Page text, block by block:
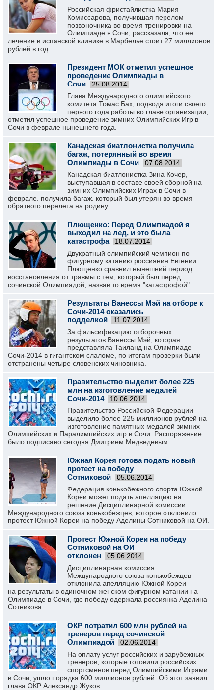
Российская фристайлистка Мария
Комиссарова, получившая перелом
позвоночника во время тренировки на
Олимпиаде в Сочи, рассказала, что ее
лечение в испанской клинике в Марбелье стоит 27 миллионов
рублей в год.
Президент МОК отметил успешное
проведение Олимпиады в
Сочи
25.08.2014
Глава Международного олимпийского
комитета Томас Бах, подводя итоги своего
первого года работы во главе организации,
отметил успешное проведение зимних Олимпийских Игр в
Сочи в феврале нынешнего года.
Канадская биатлонистка получила
багаж, потерянный во время
Олимпиады в Сочи
07.08.2014
Канадская биатлонистка Зина Кочер,
выступавшая в составе своей сборной на
зимних Олимпийских Играх в Сочи в
феврале, получила багаж, который был утерян во время
обратного перелета на родину.
Плющенко: Перед Олимпиадой я
выходил на лед, и это была
катастрофа
18.07.2014
Двукратный олимпийский чемпион по
фигурному катанию россиянин Евгений
Плющенко сравнил нынешний период
восстановления от травмы с тем, который был перед
сочинской Олимпиадой, назвав то время "катастрофой".
Результаты Ванессы Мэй на отборе к
Сочи-2014 оказались
подделкой
11.07.2014
За фальсификацию отборочных
результатов Ванессы Мэй, которая
представляла Таиланд на Олимпиаде
Сочи-2014 в гигантском слаломе, по итогам проверки были
отстранены четыре словенских чиновника.
Правительство выделит более 225
млн на изготовление медалей
Сочи-2014
10.06.2014
Правительство Российской Федерации
выделило более 225 миллионов рублей на
изготовление памятных медалей зимних
Олимпийских и Паралимпийских игр в Сочи. Распоряжение
было подписано сегодня Дмитрием Медведевым.
Южная Корея готова подать новый
протест на победу
Сотниковой
05.06.2014
Федерация конькобежного спорта Южной
Кореи может подать апелляцию на
решение Дисциплинарной комиссии
Международного союза конькобежцев, которое отклонило
протест Южной Кореи на победу Аделины Сотниковой на ОИ.
Протест Южной Кореи на победу
Сотниковой на ОИ
отклонен
05.06.2014
Дисциплинарная комиссия
Международного союза конькобежцев
отклонила апелляцию Южной Кореи
на результаты в одиночном женском фигурном катании на
Олимпиаде в Сочи, где победу одержала россиянка Аделина
Сотникова.
ОКР потратил 600 млн рублей на
тренеров перед сочинской
Олимпиадой
02.06.2014
На оплату услуг российских и зарубежных
тренеров, которые готовили российских
спортсменов перед Олимпийскими Играми
в Сочи, ушло порядка 600 миллионов рублей. Об этот заявил
глава ОКР Александр Жуков.